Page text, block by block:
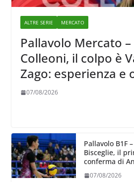
ALTRE SERIE MERCATO
Pallavolo Mercato
Colleoni, il colpo è
Zago: esperienza e
punti al servizio di
07/08/2026
Pallavolo B1F
Bisceglie, il
conferma di
07/08/2026